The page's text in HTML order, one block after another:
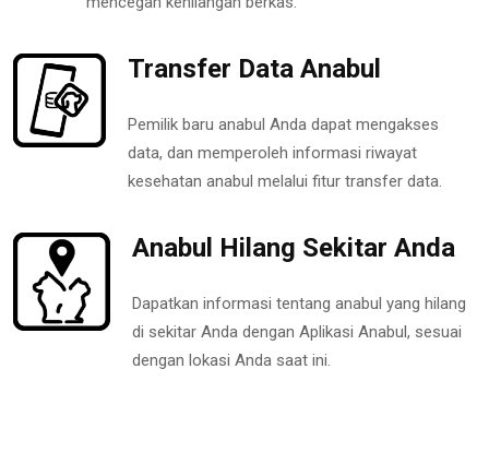
Transfer Data Anabul
Pemilik baru anabul Anda dapat mengakses
data, dan memperoleh informasi riwayat
kesehatan anabul melalui fitur transfer data.
Anabul Hilang Sekitar Anda
Dapatkan informasi tentang anabul yang hilang
di sekitar Anda dengan Aplikasi Anabul, sesuai
dengan lokasi Anda saat ini.